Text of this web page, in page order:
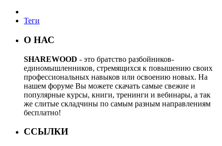
Теги
О НАС
SHAREWOOD - это братство разбойников-
единомышленников, стремящихся к повышению своих
профессиональных навыков или освоению новых. На
нашем форуме Вы можете скачать самые свежие и
популярные курсы, книги, тренинги и вебинары, а так
же слитые складчины по самым разным направлениям
бесплатно!
ССЫЛКИ